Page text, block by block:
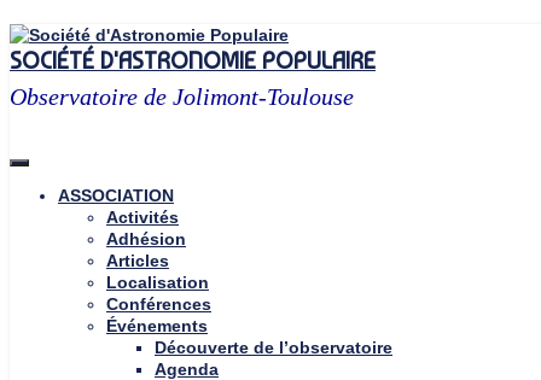
Skip
to
content
SOCIÉTÉ D'ASTRONOMIE POPULAIRE
Observatoire de Jolimont-Toulouse
ASSOCIATION
Activités
Adhésion
Articles
Localisation
Conférences
Événements
Découverte de l’observatoire
Agenda